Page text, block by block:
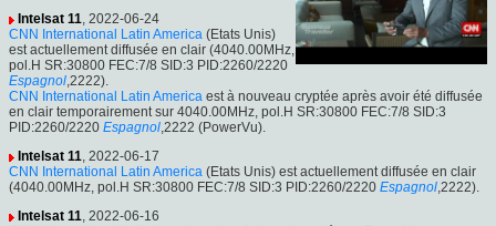
Intelsat 11, 2022-06-24
CNN International Latin America (Etats Unis)
est actuellement diffusée en clair (4040.00MHz,
pol.H SR:30800 FEC:7/8 SID:3 PID:2260/2220
Espagnol,2222).
CNN International Latin America est à nouveau cryptée après avoir été diffusée
en clair temporairement sur 4040.00MHz, pol.H SR:30800 FEC:7/8 SID:3
PID:2260/2220 Espagnol,2222 (PowerVu).
Intelsat 11, 2022-06-17
CNN International Latin America (Etats Unis) est actuellement diffusée en clair
(4040.00MHz, pol.H SR:30800 FEC:7/8 SID:3 PID:2260/2220 Espagnol,2222).
Intelsat 11, 2022-06-16